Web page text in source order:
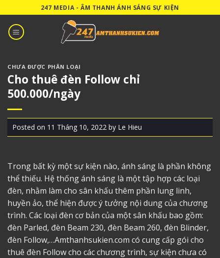
to
content
247 MEDIA - ÂM THANH ÁNH SÁNG SỰ KIỆN
CHƯA ĐƯỢC PHÂN LOẠI
Cho thuê đèn Follow chỉ
500.000/ngày
Posted on 11 Tháng 10, 2022 by Le Hieu
Trong bất kỳ một sự kiện nào, ánh sáng là phần không
thể thiếu. Hệ thống ánh sáng là một tập hợp các loại
đèn, nhằm làm cho sân khấu thêm phần lung linh,
huyền ảo, thể hiện được ý tưởng nội dung của chương
trình. Các loại đèn cơ bản của một sân khấu bao gồm:
đèn Parled, đèn Beam 230, đèn Beam 260, đèn Blinder,
đèn Follow,…Amthanhsukien.com có cung cấp gói cho
thuê đèn Followcho các chương trình, sự kiện chưa có